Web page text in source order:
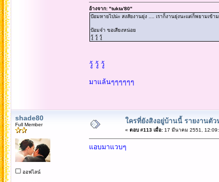
อ้างจาก: "tukta'80"
ป้อมหายไปน่ะ สงสัยงานยุ่ง .... เราก็งานยุ่งนะแต่ก็พยามเข้า
ป้อมจ๋า ขอเสียงหน่อย
วู้ วู้ วู้
วู้ วู้ วู้
มาแล้นๆๆๆๆๆๆ
shade80
Full Member
ออฟไลน์
ใครที่ยังสิงอยู่บ้านนี้ รายงานตัว
« ตอบ #113 เมื่อ:17 มีนาคม 2551,
แอบมาแวบๆ